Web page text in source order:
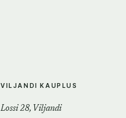
VILJANDI KAUPLUS
Lossi 28, Viljandi